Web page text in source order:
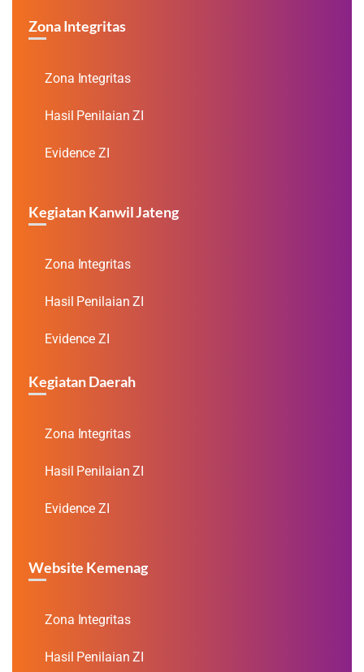
Zona Integritas
Zona Integritas
Hasil Penilaian ZI
Evidence ZI
Kegiatan Kanwil Jateng
Zona Integritas
Hasil Penilaian ZI
Evidence ZI
Kegiatan Daerah
Zona Integritas
Hasil Penilaian ZI
Evidence ZI
Website Kemenag
Zona Integritas
Hasil Penilaian ZI